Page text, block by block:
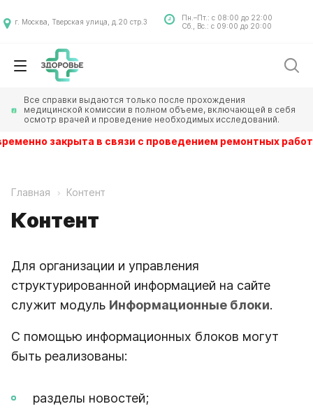
Все справки выдаются только после прохождения
медицинской комиссии в полном объеме, включающей в себя
осмотр врачей и проведение необходимых исследований.
временно закрыта в связи с проведением ремонтных
г. Москва, Тверская улица, д.20 стр.3
Пн.–Пт.: с 08:00 до 22:00
Сб., Вс.: с 09:00 до 20:00
Главная Контент
Контент
Для организации и управления
структурированной информацией на сайте
служит модуль Информационные блоки.
С помощью информационных блоков могут
быть реализованы:
разделы новостей;